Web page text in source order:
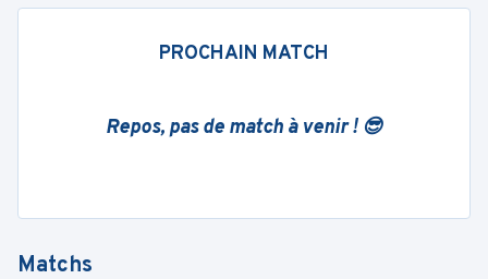
PROCHAIN MATCH
Repos, pas de match à venir ! 😎
Matchs